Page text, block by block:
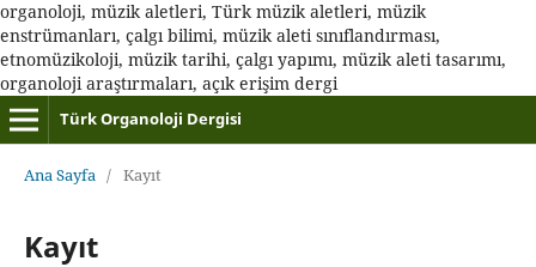
organoloji, müzik aletleri, Türk müzik aletleri, müzik
enstrümanları, çalgı bilimi, müzik aleti sınıflandırması,
etnomüzikoloji, müzik tarihi, çalgı yapımı, müzik aleti tasarımı,
organoloji araştırmaları, açık erişim dergi
Türk Organoloji Dergisi
Ana Sayfa / Kayıt
Kayıt